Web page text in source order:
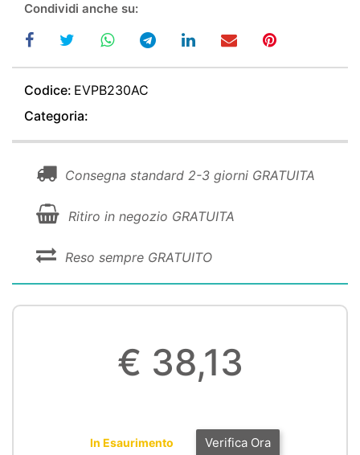
Condividi anche su:
Codice: EVPB230AC
Categoria:
Consegna standard 2-3 giorni GRATUITA
Ritiro in negozio GRATUITA
Reso sempre GRATUITO
€ 38,13
Verifica Ora
In Esaurimento